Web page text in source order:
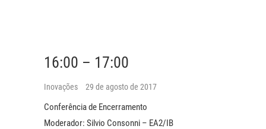
16:00 – 17:00
Inovações 29 de agosto de 2017
Conferência de Encerramento
Moderador: Silvio Consonni – EA2/IB